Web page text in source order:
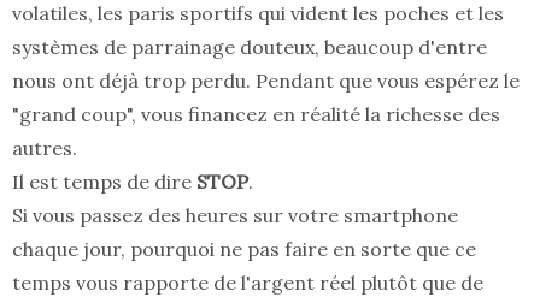
volatiles, les paris sportifs qui vident les poches et les
systèmes de parrainage douteux, beaucoup d'entre
nous ont déjà trop perdu. Pendant que vous espérez le
"grand coup", vous financez en réalité la richesse des
autres.
Il est temps de dire STOP.
Si vous passez des heures sur votre smartphone
chaque jour, pourquoi ne pas faire en sorte que ce
temps vous rapporte de l'argent réel plutôt que de